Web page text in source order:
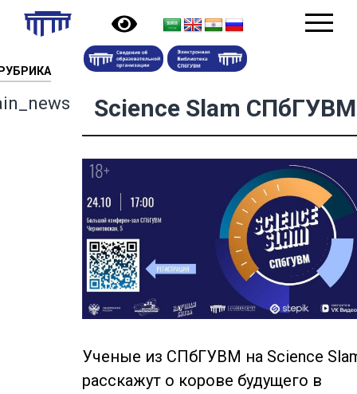
Science Slam СПбГУВМ
Ученые из СПбГУВМ на Science
расскажут о корове будущего в